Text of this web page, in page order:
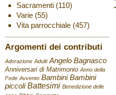
Sacramenti(110)
Varie(55)
Vita parrocchiale(457)
Argomenti dei contributi
Adorazione Adulti Angelo Bagnasco
Anniversari di Matrimonio Anno della
Fede Avvento Bambini Bambini
piccoli Battesimi Benedizione delle